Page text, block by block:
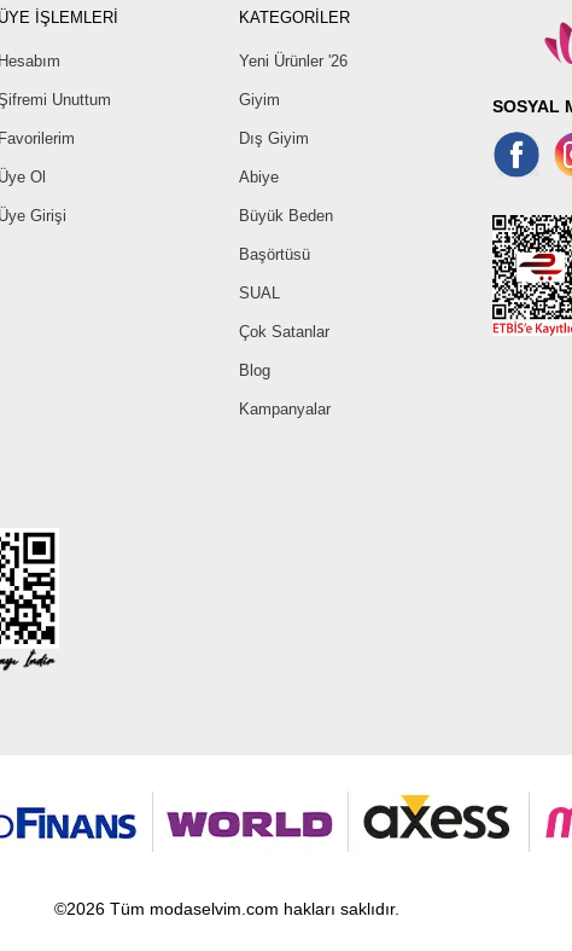
ÜYE İŞLEMLERİ
Hesabım
Unuttum
Favorilerim
Üye Ol
Üye Girişi
KATEGORİLER
Yeni Ürünler '26
Giyim
Dış Giyim
Abiye
Büyük Beden
Başörtüsü
SUAL
Çok Satanlar
Blog
Kampanyalar
SOSYAL
©2026 Tüm modaselvim.com hakları saklıdır.